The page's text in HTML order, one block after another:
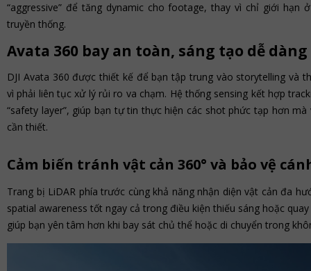
“aggressive” để tăng dynamic cho footage, thay vì chỉ giới hạn
truyền thống.
Avata 360 bay an toàn, sáng tạo dễ dàng
DJI Avata 360 được thiết kế để bạn tập trung vào storytelling và
vì phải liên tục xử lý rủi ro va chạm. Hệ thống sensing kết hợp
“safety layer”, giúp bạn tự tin thực hiện các shot phức tạp hơn
cần thiết.
Cảm biến tránh vật cản 360° và bảo vệ
Trang bị LiDAR phía trước cùng khả năng nhận diện vật cản đa
spatial awareness tốt ngay cả trong điều kiện thiếu sáng hoặc
giúp bạn yên tâm hơn khi bay sát chủ thể hoặc di chuyển trong